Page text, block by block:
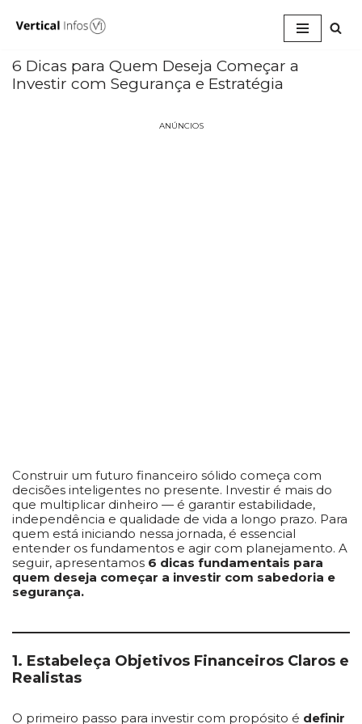
para
o
conteúdo
6 Dicas para Quem Deseja Começar a
Investir com Segurança e Estratégia
ANÚNCIOS
Construir um futuro financeiro sólido começa com
decisões inteligentes no presente. Investir é mais do
que multiplicar dinheiro — é garantir estabilidade,
independência e qualidade de vida a longo prazo. Para
quem está iniciando nessa jornada, é essencial
entender os fundamentos e agir com planejamento. A
seguir, apresentamos 6 dicas fundamentais para
quem deseja começar a investir com sabedoria e
segurança.
1. Estabeleça Objetivos Financeiros Claros e
Realistas
O primeiro passo para investir com propósito é definir